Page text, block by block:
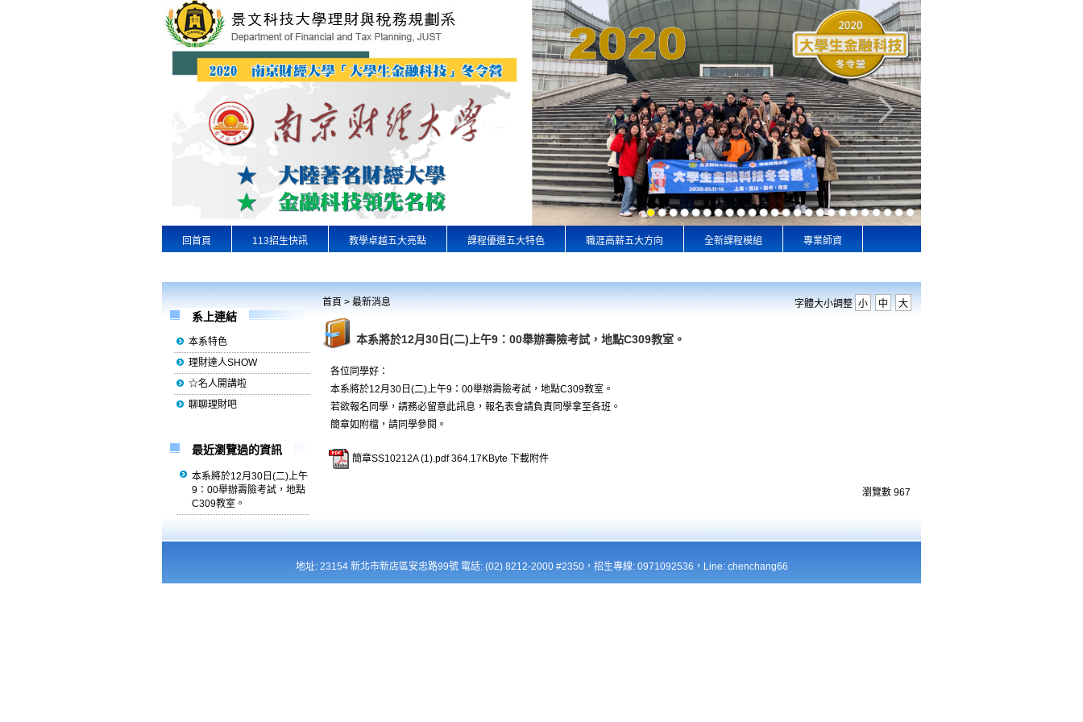
回首頁 113招生快訊 教學卓越五大亮點 課程優選五大特色 職涯高薪五大方向 全新課程模組 專業師資
系上連結
本系特色
理財達人SHOW
☆名人開講啦
聊聊理財吧
最近瀏覽過的資訊
本系將於12月30日(二)上午
9：00舉辦壽險考試，地點
C309教室。
首頁 > 最新消息 字體大小調整 小 中 大
本系將於12月30日(二)上午9：00舉辦壽險考試，地點C309教室。
各位同學好：
本系將於12月30日(二)上午9：00舉辦壽險考試，地點C309教室。
若欲報名同學，請務必留意此訊息，報名表會請負責同學拿至各班。
簡章如附檔，請同學參閱。
簡章SS10212A (1).pdf 364.17KByte 下載附件
瀏覽數 967
地址: 23154 新北市新店區安忠路99號 電話: (02) 8212-2000 #2350，招生專線: 0971092536，Line: chenchang66